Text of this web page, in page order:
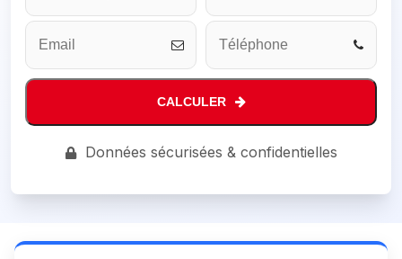
CALCULER
Données sécurisées & confidentielles